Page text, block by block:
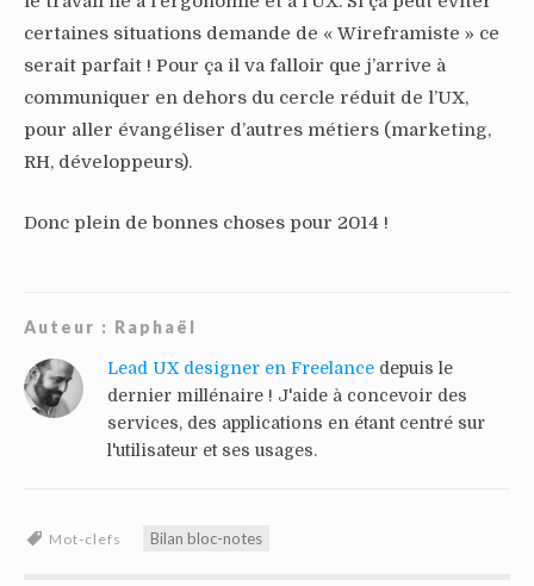
certaines situations demande de « Wireframiste » ce
serait parfait ! Pour ça il va falloir que j’arrive à
communiquer en dehors du cercle réduit de l’UX,
pour aller évangéliser d’autres métiers (marketing,
RH, développeurs).
Donc plein de bonnes choses pour 2014 !
Auteur : Raphaël
Lead UX designer en Freelance depuis le
dernier millénaire ! J'aide à concevoir des
services, des applications en étant centré sur
l'utilisateur et ses usages.
Mot-clefs Bilan bloc-notes